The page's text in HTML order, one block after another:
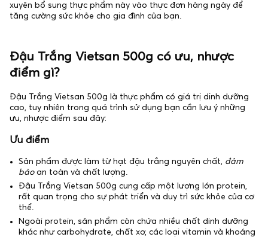
xuyên bổ sung thực phẩm này vào thực đơn hàng ngày để
tăng cường sức khỏe cho gia đình của bạn.
Đậu Trắng Vietsan 500g có ưu, nhược
điểm gì?
Đậu Trắng Vietsan 500g là thực phẩm có giá trị dinh dưỡng
cao, tuy nhiên trong quá trình sử dụng bạn cần lưu ý những
ưu, nhược điểm sau đây:
Ưu điểm
Sản phẩm được làm từ hạt đậu trắng nguyên chất, đảm
bảo an toàn và chất lượng.
Đậu Trắng Vietsan 500g cung cấp một lượng lớn protein,
rất quan trọng cho sự phát triển và duy trì sức khỏe của cơ
thể.
Ngoài protein, sản phẩm còn chứa nhiều chất dinh dưỡng
khác như carbohydrate, chất xơ, các loại vitamin và khoáng